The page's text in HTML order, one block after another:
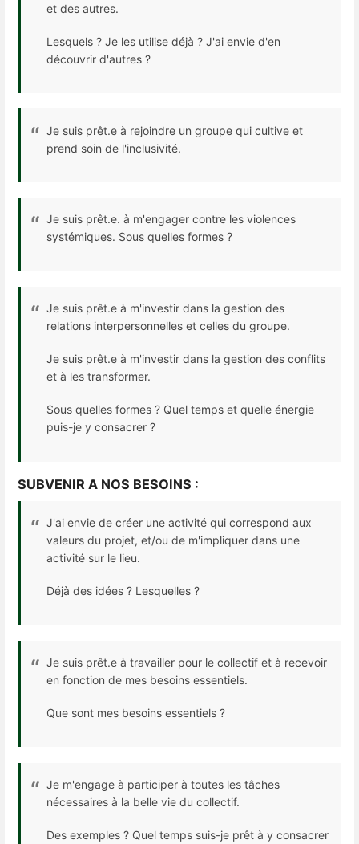
et des autres.
Lesquels ? Je les utilise déjà ? J'ai envie d'en
découvrir d'autres ?
Je suis prêt.e à rejoindre un groupe qui cultive et
prend soin de l'inclusivité.
Je suis prêt.e. à m'engager contre les violences
systémiques. Sous quelles formes ?
Je suis prêt.e à m'investir dans la gestion des
relations interpersonnelles et celles du groupe.
Je suis prêt.e à m'investir dans la gestion des conflits
et à les transformer.
Sous quelles formes ? Quel temps et quelle énergie
puis-je y consacrer ?
SUBVENIR A NOS BESOINS :
J'ai envie de créer une activité qui correspond aux
valeurs du projet, et/ou de m'impliquer dans une
activité sur le lieu.
Déjà des idées ? Lesquelles ?
Je suis prêt.e à travailler pour le collectif et à recevoir
en fonction de mes besoins essentiels.
Que sont mes besoins essentiels ?
Je m'engage à participer à toutes les tâches
nécessaires à la belle vie du collectif.
Des exemples ? Quel temps suis-je prêt à y consacrer